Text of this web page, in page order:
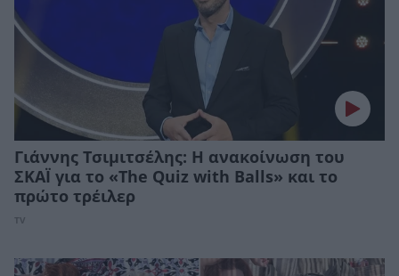
Γιάννης Τσιμιτσέλης: Η ανακοίνωση του
ΣΚΑΪ για το «The Quiz with Balls» και το
πρώτο τρέιλερ
TV